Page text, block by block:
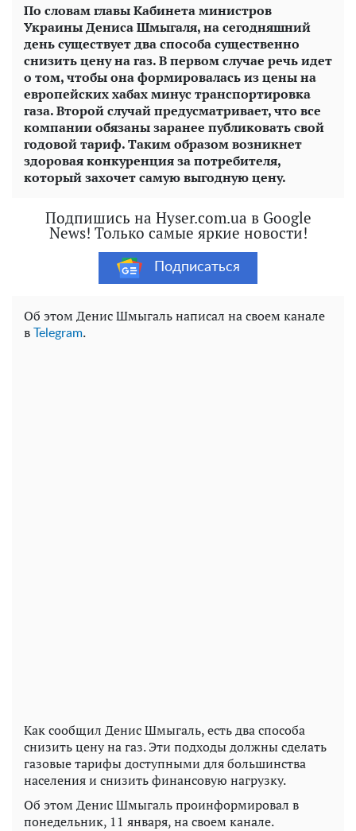
По словам главы Кабинета министров
Украины Дениса Шмыгаля, на сегодняшний
день существует два способа существенно
снизить цену на газ. В первом случае речь идет
о том, чтобы она формировалась из цены на
европейских хабах минус транспортировка
газа. Второй случай предусматривает, что все
компании обязаны заранее публиковать свой
годовой тариф. Таким образом возникнет
здоровая конкуренция за потребителя,
который захочет самую выгодную цену.
Подпишись на Hyser.com.ua в Google
News! Только самые яркие новости!
Подписаться
Об этом Денис Шмыгаль написал на своем канале
в Telegram.
Как сообщил Денис Шмыгаль, есть два способа
снизить цену на газ. Эти подходы должны сделать
газовые тарифы доступными для большинства
населения и снизить финансовую нагрузку.
Об этом Денис Шмыгаль проинформировал в
понедельник, 11 января, на своем канале.